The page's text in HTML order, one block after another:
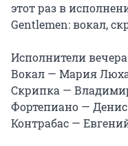
этот раз в
Gentlemen: вокал,
Исполнители
Вокал — Мария
Скрипка —
Фортепиано —
Контрабас —